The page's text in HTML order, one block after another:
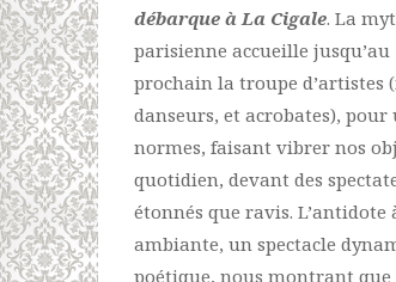
débarque à La Cigale. La
parisienne accueille
prochain la troupe d’artistes
danseurs, et acrobates), pour
normes, faisant vibrer nos
quotidien, devant des
étonnés que ravis. L’antidote
ambiante, un spectacle
poétique, nous montrant que